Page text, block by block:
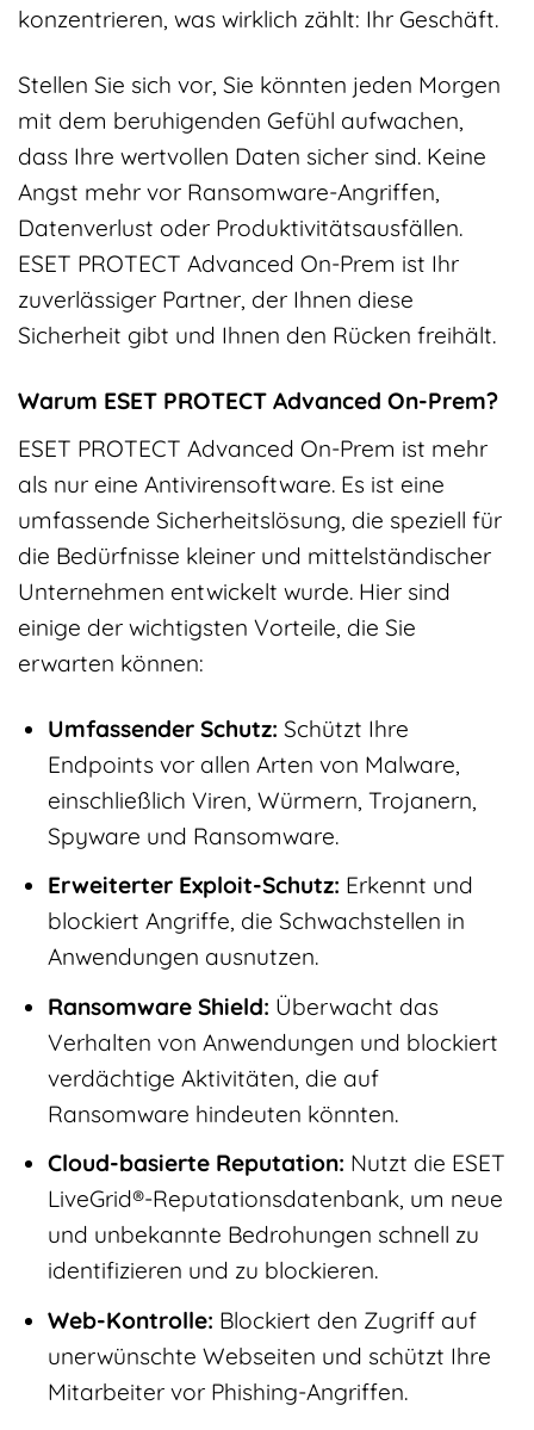
konzentrieren, was wirklich zählt: Ihr Geschäft.
Stellen Sie sich vor, Sie könnten jeden Morgen
mit dem beruhigenden Gefühl aufwachen,
dass Ihre wertvollen Daten sicher sind. Keine
Angst mehr vor Ransomware-Angriffen,
Datenverlust oder Produktivitätsausfällen.
ESET PROTECT Advanced On-Prem ist Ihr
zuverlässiger Partner, der Ihnen diese
Sicherheit gibt und Ihnen den Rücken freihält.
Warum ESET PROTECT Advanced On-Prem?
ESET PROTECT Advanced On-Prem ist mehr
als nur eine Antivirensoftware. Es ist eine
umfassende Sicherheitslösung, die speziell für
die Bedürfnisse kleiner und mittelständischer
Unternehmen entwickelt wurde. Hier sind
einige der wichtigsten Vorteile, die Sie
erwarten können:
Umfassender Schutz: Schützt Ihre
Endpoints vor allen Arten von Malware,
einschließlich Viren, Würmern, Trojanern,
Spyware und Ransomware.
Erweiterter Exploit-Schutz: Erkennt und
blockiert Angriffe, die Schwachstellen in
Anwendungen ausnutzen.
Ransomware Shield: Überwacht das
Verhalten von Anwendungen und blockiert
verdächtige Aktivitäten, die auf
Ransomware hindeuten könnten.
Cloud-basierte Reputation: Nutzt die ESET
LiveGrid®-Reputationsdatenbank, um neue
und unbekannte Bedrohungen schnell zu
identifizieren und zu blockieren.
Web-Kontrolle: Blockiert den Zugriff auf
unerwünschte Webseiten und schützt Ihre
Mitarbeiter vor Phishing-Angriffen.